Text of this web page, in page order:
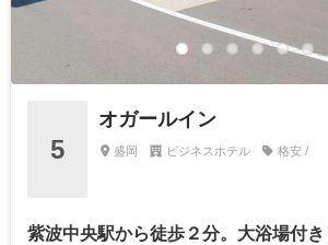
5
オガールイン
盛岡 ビジネスホテル 格安 /
紫波中央駅から徒歩２分。大浴場付